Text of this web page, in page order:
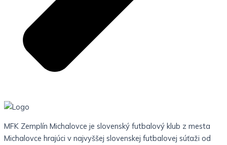
MFK Zemplín Michalovce je slovenský futbalový klub z mesta
Michalovce hrajúci v najvyššej slovenskej futbalovej súťaži od